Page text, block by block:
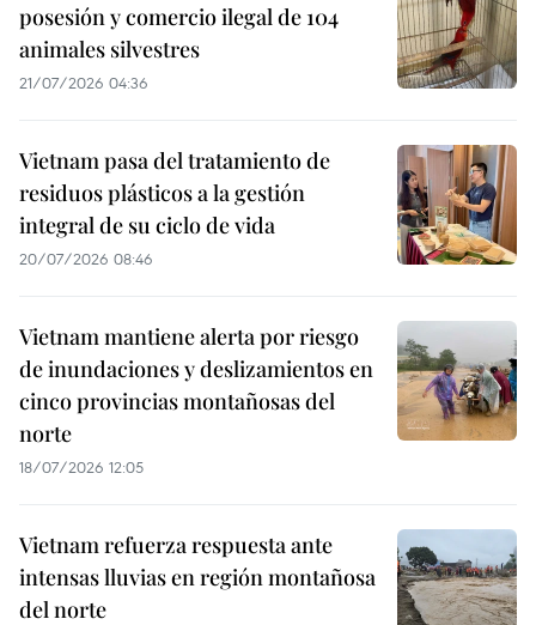
posesión y comercio ilegal de 104
animales silvestres
21/07/2026 04:36
Vietnam pasa del tratamiento de
residuos plásticos a la gestión
integral de su ciclo de vida
20/07/2026 08:46
Vietnam mantiene alerta por riesgo
de inundaciones y deslizamientos en
cinco provincias montañosas del
norte
18/07/2026 12:05
Vietnam refuerza respuesta ante
intensas lluvias en región montañosa
del norte